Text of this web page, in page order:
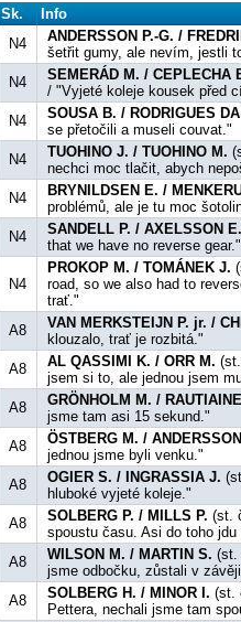
Sk.
Info
N4 ANDERSSON P.-G. /
šetřit gumy, ale nevím, jestli
N4 SEMERÁD M. / CEPLECHA
/ "Vyjeté koleje kousek před
N4 SOUSA B. / RODRIGUES
se přetočili a museli couvat."
N4 TUOHINO J. / TUOHINO M.
nechci moc tlačit, abych
N4 BRYNILDSEN E. /
problémů, ale je tu moc
N4 SANDELL P. / AXELSSON E.
that we have no reverse
N4
PROKOP M. / TOMÁNEK J.
road, so we also had to
trať."
A8 VAN MERKSTEIJN P. jr. /
klouzalo, trať je rozbitá."
A8 AL QASSIMI K. / ORR M.
jsem si to, ale jednou jsem
A8 GRÖNHOLM M. /
jsme tam asi 15 sekund."
A8 ÖSTBERG M. /
jednou jsme byli venku."
A8 OGIER S. / INGRASSIA J.
hluboké vyjeté koleje."
A8 SOLBERG P. / MILLS P. (st.
spoustu času. Asi do toho jdu
A8 WILSON M. / MARTIN S. (st.
jsme odbočku, zůstali v
A8 SOLBERG H. / MINOR I. (st.
Pettera, nechali jsme tam